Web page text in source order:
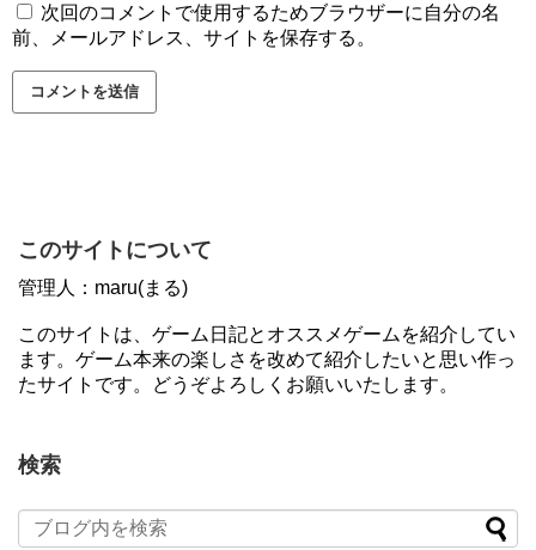
次回のコメントで使用するためブラウザーに自分の名
前、メールアドレス、サイトを保存する。
このサイトについて
管理人：maru(まる)
このサイトは、ゲーム日記とオススメゲームを紹介してい
ます。ゲーム本来の楽しさを改めて紹介したいと思い作っ
たサイトです。どうぞよろしくお願いいたします。
検索